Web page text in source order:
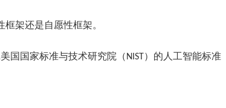
架还是自愿性框架。
国国家标准与技术研究院（NIST）的人工智能标准